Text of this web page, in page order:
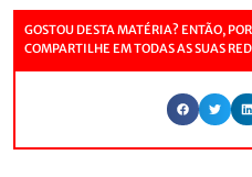
GOSTOU DESTA MATÉRIA? ENTÃO,
COMPARTILHE EM TODAS AS SUAS